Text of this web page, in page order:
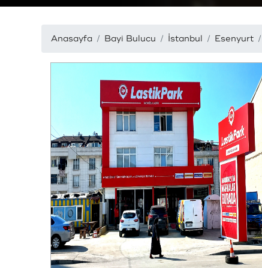
Anasayfa Bayi Bulucu İstanbul Esenyurt